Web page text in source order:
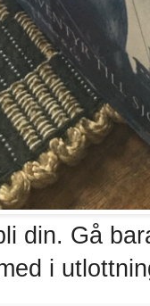
din. Gå
i